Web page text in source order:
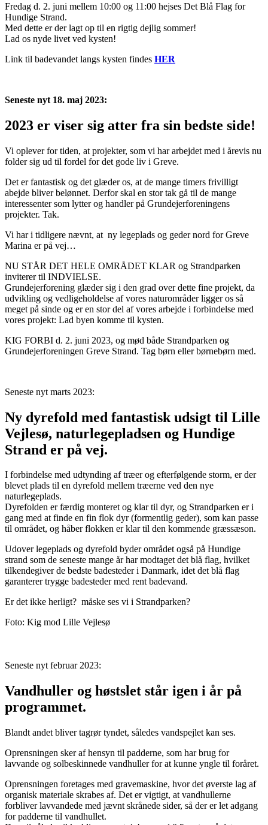
Fredag d. 2. juni mellem 10:00 og 11:00 hejses Det Blå Flag for
Hundige Strand.
Med dette er der lagt op til en rigtig dejlig sommer!
Lad os nyde livet ved kysten!
Link til badevandet langs kysten findes HER
Seneste nyt 18. maj 2023:
2023 er viser sig atter fra sin bedste side!
Vi oplever for tiden, at projekter, som vi har arbejdet med i årevis nu
folder sig ud til fordel for det gode liv i Greve.
Det er fantastisk og det glæder os, at de mange timers frivilligt
abejde bliver belønnet. Derfor skal en stor tak gå til de mange
interessenter som lytter og handler på Grundejerforeningens
projekter. Tak.
Vi har i tidligere nævnt, at ny legeplads og geder nord for Greve
Marina er på vej…
NU STÅR DET HELE OMRÅDET KLAR og Strandparken
inviterer til INDVIELSE.
Grundejerforening glæder sig i den grad over dette fine projekt, da
udvikling og vedligeholdelse af vores naturområder ligger os så
meget på sinde og er en stor del af vores arbejde i forbindelse med
vores projekt: Lad byen komme til kysten.
KIG FORBI d. 2. juni 2023, og mød både Strandparken og
Grundejerforeningen Greve Strand. Tag børn eller børnebørn med.
Seneste nyt marts 2023:
Ny dyrefold med fantastisk udsigt til Lille
Vejlesø, naturlegepladsen og Hundige
Strand er på vej.
I forbindelse med udtynding af træer og efterfølgende storm, er der
blevet plads til en dyrefold mellem træerne ved den nye
naturlegeplads.
Dyrefolden er færdig monteret og klar til dyr, og Strandparken er i
gang med at finde en fin flok dyr (formentlig geder), som kan passe
til området, og håber flokken er klar til den kommende græssæson.
Udover legeplads og dyrefold byder området også på Hundige
strand som de seneste mange år har modtaget det blå flag, hvilket
tilkendegiver de bedste badesteder i Danmark, idet det blå flag
garanterer trygge badesteder med rent badevand.
Er det ikke herligt? måske ses vi i Strandparken?
Foto: Kig mod Lille Vejlesø
Seneste nyt februar 2023:
Vandhuller og høstslet står igen i år på
programmet.
Blandt andet bliver tagrør tyndet, således vandspejlet kan ses.
Oprensningen sker af hensyn til padderne, som har brug for
lavvande og solbeskinnede vandhuller for at kunne yngle til foråret.
Oprensningen foretages med gravemaskine, hvor det øverste lag af
organisk materiale skrabes af. Det er vigtigt, at vandhullerne
forbliver lavvandede med jævnt skrånede sider, så der er let adgang
for padderne til vandhullet.